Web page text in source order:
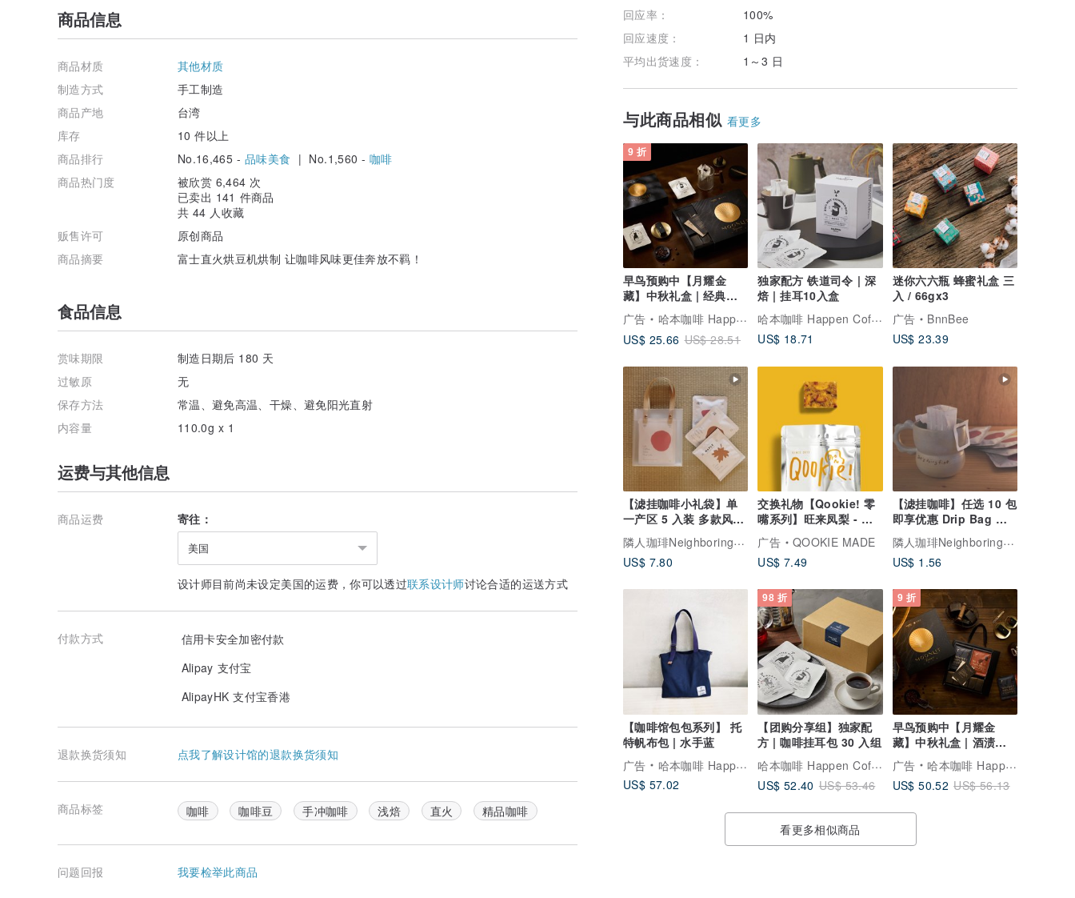
回应率：
100%
回应速度：
1 日内
平均出货速度：
1～3 日
与此商品相似 看更多
9 折
早鸟预购中【月耀金
藏】中秋礼盒 | 经典配
方 - 典雅款 - 小
广告
哈本咖啡 Happen Coffee
US$ 25.66 US$ 28.51
独家配方 铁道司令 | 深
焙 | 挂耳10入盒
哈本咖啡 Happen Coffee
US$ 18.71
迷你六六瓶 蜂蜜礼盒 三
入 / 66gx3
广告
BnnBee
US$ 23.39
【滤挂咖啡小礼袋】单
一产区 5 入装 多款风味
企业 礼盒 新年礼物
隣人珈琲Neighboring kaffa
US$ 7.80
交换礼物【Qookie! 零
嘴系列】旺来凤梨 - 随
手包 (120 克)(伴手礼)
广告
QOOKIE MADE
US$ 7.49
【滤挂咖啡】任选 10 包
即享优惠 Drip Bag 新
年礼物 包邮 最高 85 折隣人珈琲Neighboring kaffa
US$ 1.56
【咖啡馆包包系列】 托
特帆布包 | 水手蓝
广告
哈本咖啡 Happen Coffee
US$ 57.02
98 折
【团购分享组】独家配
方 | 咖啡挂耳包 30 入组
哈本咖啡 Happen Coffee
US$ 52.40 US$ 53.46
9 折
早鸟预购中【月耀金
藏】中秋礼盒 | 酒渍咖
啡 - 满盈款 - 大
广告
哈本咖啡 Happen Coffee
US$ 50.52 US$ 56.13
看更多相似商品
商品信息
商品材质
其他材质
制造方式
手工制造
商品产地
台湾
库存
10 件以上
商品排行
No.16,465 - 品味美食 | No.1,560 -咖啡
商品热门度
被欣赏 6,464 次
已卖出 141 件商品
共 44 人收藏
贩售许可
原创商品
商品摘要
富士直火烘豆机烘制 让咖啡风味更佳奔放不羁！
食品信息
赏味期限
制造日期后 180 天
过敏原
无
保存方法
常温、避免高温、干燥、避免阳光直射
内容量
110.0g x 1
运费与其他信息
商品运费 寄往：
美国
设计师目前尚未设定美国的运费，你可以透过联系设计师讨论合适的运送方式
付款方式
信用卡安全加密付款
Alipay 支付宝
AlipayHK 支付宝香港
退款换货须知 点我了解设计馆的退款换货须知
商品标签 咖啡 咖啡豆 手冲咖啡 浅焙 直火 精品咖啡
问题回报 我要检举此商品